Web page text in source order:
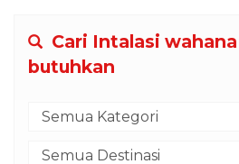
Cari Intalasi
butuhkan